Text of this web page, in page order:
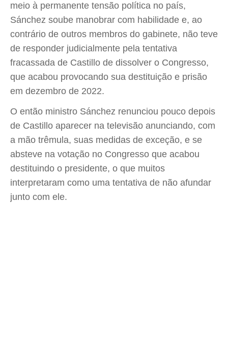
meio à permanente tensão política no país,
Sánchez soube manobrar com habilidade e, ao
contrário de outros membros do gabinete, não teve
de responder judicialmente pela tentativa
fracassada de Castillo de dissolver o Congresso,
que acabou provocando sua destituição e prisão
em dezembro de 2022.
O então ministro Sánchez renunciou pouco depois
de Castillo aparecer na televisão anunciando, com
a mão trêmula, suas medidas de exceção, e se
absteve na votação no Congresso que acabou
destituindo o presidente, o que muitos
interpretaram como uma tentativa de não afundar
junto com ele.